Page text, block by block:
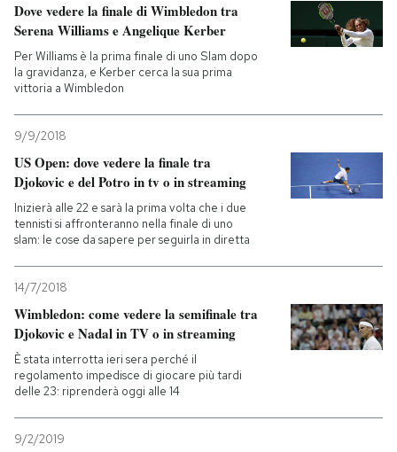
Dove vedere la finale di Wimbledon tra
Serena Williams e Angelique Kerber
Per Williams è la prima finale di uno Slam dopo
la gravidanza, e Kerber cerca la sua prima
vittoria a Wimbledon
9/9/2018
US Open: dove vedere la finale tra
Djokovic e del Potro in tv o in streaming
Inizierà alle 22 e sarà la prima volta che i due
tennisti si affronteranno nella finale di uno
slam: le cose da sapere per seguirla in diretta
14/7/2018
Wimbledon: come vedere la semifinale tra
Djokovic e Nadal in TV o in streaming
È stata interrotta ieri sera perché il
regolamento impedisce di giocare più tardi
delle 23: riprenderà oggi alle 14
9/2/2019